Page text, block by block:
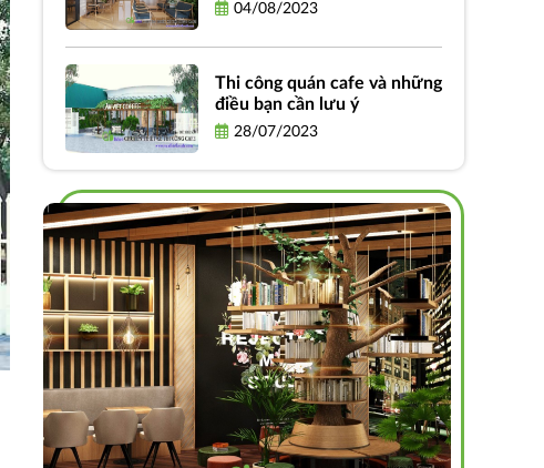
04/08/2023
Thi công quán cafe và những
điều bạn cần lưu ý
28/07/2023